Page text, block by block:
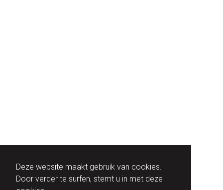
Deze website maakt gebruik van cookies.
Door verder te surfen, stemt u in met deze